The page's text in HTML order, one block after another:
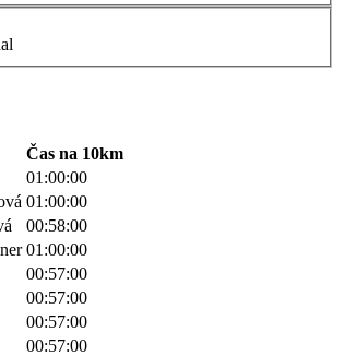
Čas na 10km
01:00:00
01:00:00
00:58:00
01:00:00
00:57:00
00:57:00
00:57:00
00:57:00